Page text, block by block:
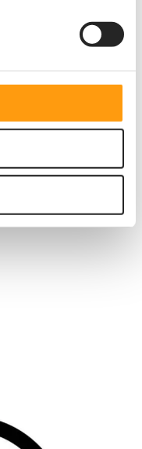
i
7.–9. september.